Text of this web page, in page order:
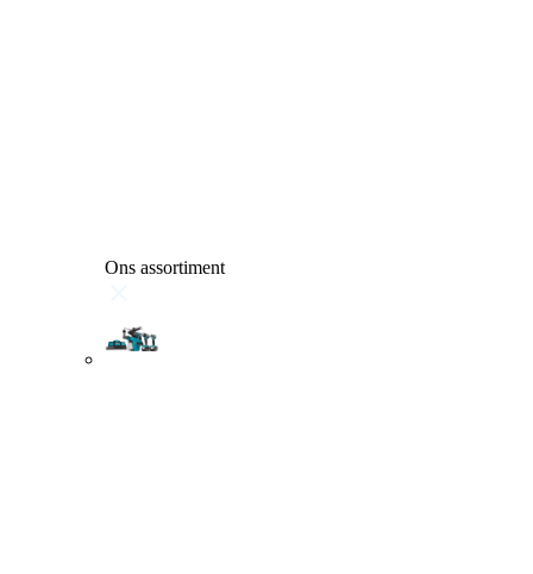
Ons assortiment